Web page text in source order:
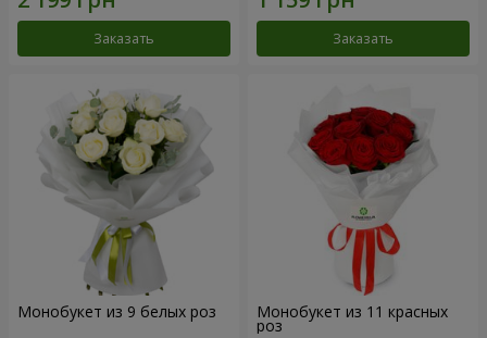
Заказать Заказать
Монобукет из 9 белых роз Монобукет из 11 красных
роз